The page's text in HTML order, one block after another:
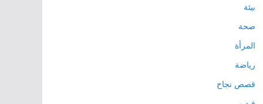
بيئة
صحة
المرأة
رياضة
قصص نجاح